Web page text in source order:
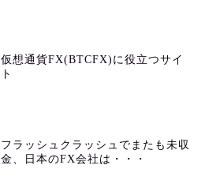
仮想通貨FX(BTCFX)に役立つサイ
ト
フラッシュクラッシュでまたも未収
金、日本のFX会社は・・・